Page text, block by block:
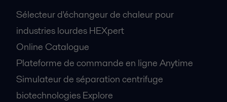
Sélecteur d'échangeur de chaleur pour
industries lourdes HEXpert
Online Catalogue
Plateforme de commande en ligne Anytime
Simulateur de séparation centrifuge
biotechnologies Explore